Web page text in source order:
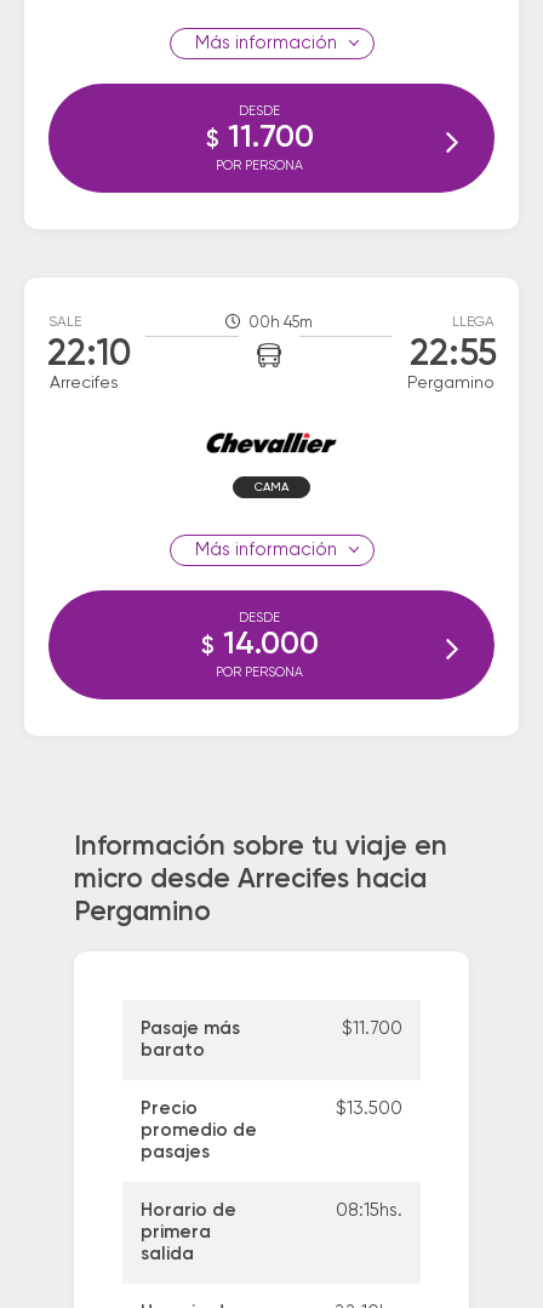
información
DESDE
$ 11.700
POR PERSONA
SALE
22:10
Arrecifes
00h 45m LLEGA
22:55
Pergamino
CAMA
información
DESDE
$ 14.000
POR PERSONA
Información sobre tu viaje en
micro desde Arrecifes hacia
Pergamino
Pasaje más
barato
$11.700
Precio
promedio de
pasajes
$13.500
Horario de
primera
salida
08:15hs.